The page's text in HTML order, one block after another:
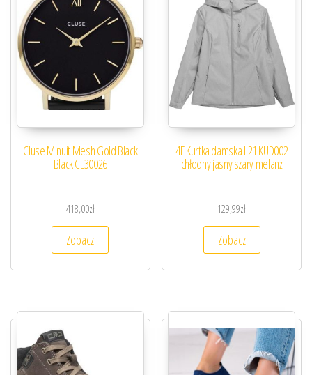
Cluse Minuit Mesh Gold Black
Black CL30026
418,00zł
Zobacz
4F Kurtka damska L21 KUD002
chłodny jasny szary melanż
129,99zł
Zobacz